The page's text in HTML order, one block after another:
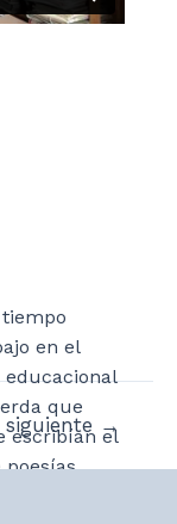
en el
que
escribían el
siguiente →